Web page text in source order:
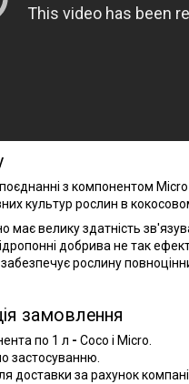
з компонентом
культур рослин в
має велику здатність
добрива не так
рослину
замовлення
по 1 л - Coco і Micro.
застосуванню.
доставки за рахунок